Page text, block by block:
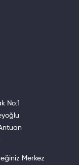
No:1
Merkez